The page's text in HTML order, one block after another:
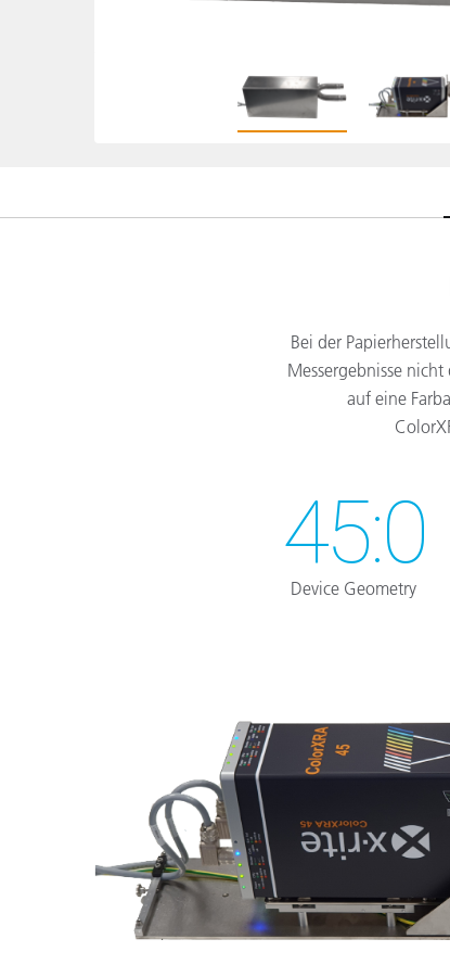
Bei der
Messergebnisse
auf eine
45:0
Device Geometry